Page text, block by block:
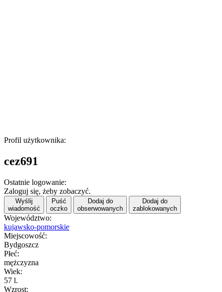
Profil użytkownika:
cez691
Ostatnie logowanie:
Zaloguj się, żeby zobaczyć.
Wyślij
wiadomość
Puść
oczko
Dodaj do
obserwowanych
Dodaj do
zablokowanych
Województwo:
kujawsko-pomorskie
Miejscowość:
Bydgoszcz
Płeć:
mężczyzna
Wiek:
57 l.
Wzrost: